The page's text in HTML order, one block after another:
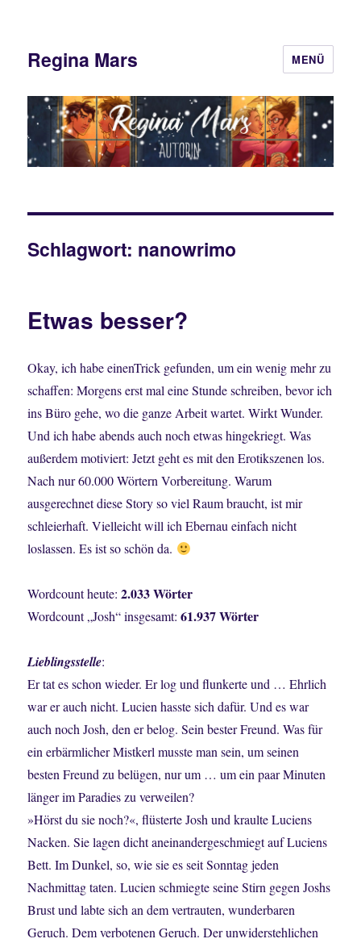
Regina Mars MENÜ
Schlagwort: nanowrimo
Etwas besser?
Okay, ich habe einenTrick gefunden, um ein wenig mehr zu
schaffen: Morgens erst mal eine Stunde schreiben, bevor ich
ins Büro gehe, wo die ganze Arbeit wartet. Wirkt Wunder.
Und ich habe abends auch noch etwas hingekriegt. Was
außerdem motiviert: Jetzt geht es mit den Erotikszenen los.
Nach nur 60.000 Wörtern Vorbereitung. Warum
ausgerechnet diese Story so viel Raum braucht, ist mir
schleierhaft. Vielleicht will ich Ebernau einfach nicht
loslassen. Es ist so schön da.
Wordcount heute:2.033 Wörter
Wordcount „Josh“ insgesamt:61.937 Wörter
Lieblingsstelle:
Er tat es schon wieder. Er log und flunkerte und … Ehrlich
war er auch nicht. Lucien hasste sich dafür. Und es war
auch noch Josh, den er belog. Sein bester Freund. Was für
ein erbärmlicher Mistkerl musste man sein, um seinen
besten Freund zu belügen, nur um … um ein paar Minuten
länger im Paradies zu verweilen?
»Hörst du sie noch?«, flüsterte Josh und kraulte Luciens
Nacken. Sie lagen dicht aneinandergeschmiegt auf Luciens
Bett. Im Dunkel, so, wie sie es seit Sonntag jeden
Nachmittag taten. Lucien schmiegte seine Stirn gegen Joshs
Brust und labte sich an dem vertrauten, wunderbaren
Geruch. Dem verbotenen Geruch. Der unwiderstehlichen